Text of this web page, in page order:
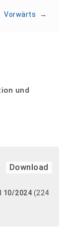
Vorwärts →
und
Download
10/2024 (224